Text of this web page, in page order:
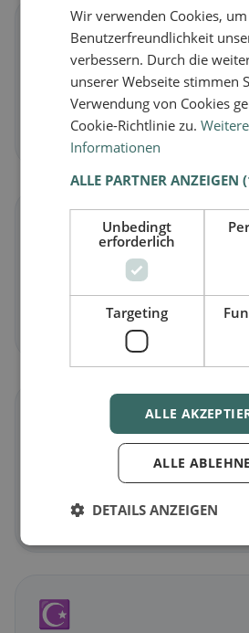
Veganin Meinier
Pflanzliche Gerichte & vegane
Jetzt entdecken →
in Meinier
Fleischlose Gerichte &
Jetzt entdecken →
in Meinier
Glutenfreie Optionen &
Jetzt entdecken →
☪️
Wir verwenden Cookies,
Benutzerfreundlichkeit
verbessern. Durch die
unserer Webseite stimmen
Verwendung von Cookies
Cookie-Richtlinie zu.Weitere
Informationen
ALLE PARTNER ANZEIGEN
Unbedingt
erforderlich
Targeting
ALLE
ALLE
DETAILS ANZEIGEN